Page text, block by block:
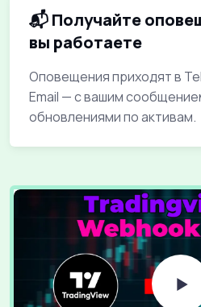
📬 Получайте
вы работаете
Оповещения приходят в
Email — с вашим
обновлениями по активам.